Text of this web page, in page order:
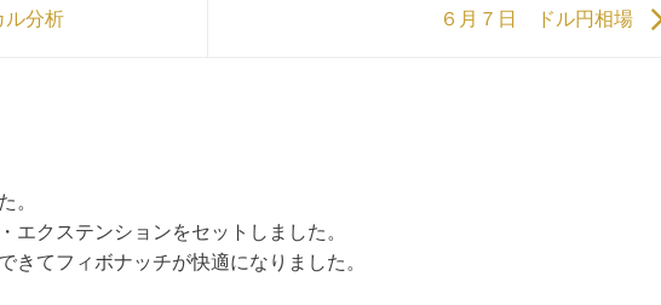
分析 ６月７日 ドル円相場
。
エクステンションをセットしました。
きてフィボナッチが快適になりました。